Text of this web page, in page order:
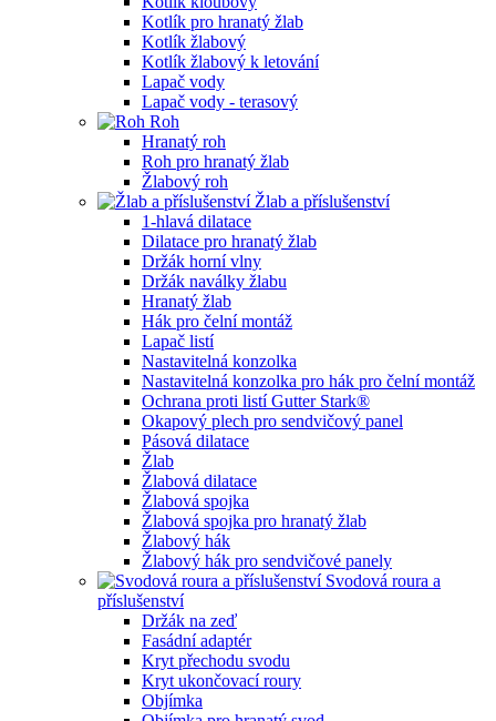
Kotlík pro hranatý žlab
Kotlík žlabový
Kotlík žlabový k letování
Lapač vody
Lapač vody - terasový
Roh
Hranatý roh
Roh pro hranatý žlab
Žlabový roh
Žlab a příslušenství
1-hlavá dilatace
Dilatace pro hranatý žlab
Držák horní vlny
Držák naválky žlabu
Hranatý žlab
Hák pro čelní montáž
Lapač listí
Nastavitelná konzolka
Nastavitelná konzolka pro hák pro čelní montáž
Ochrana proti listí Gutter Stark®
Okapový plech pro sendvičový panel
Pásová dilatace
Žlab
Žlabová dilatace
Žlabová spojka
Žlabová spojka pro hranatý žlab
Žlabový hák
Žlabový hák pro sendvičové panely
Svodová roura a
příslušenství
Držák na zeď
Fasádní adaptér
Kryt přechodu svodu
Kryt ukončovací roury
Objímka